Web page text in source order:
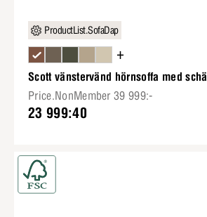
ProductList.SofaDap
+
Scott vänstervänd hörnsoffa med
Price.NonMember 39 999:-
23 999:40